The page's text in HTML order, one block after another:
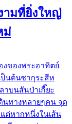
ามที่ยิ่งใหญ่
ม่
ของพระอาทิตย์
ป็นต้นซากุระสีห
าบนสันป่าเกี๊ยะ
นทางหลายๆคน จุด
ต่หากหนึ่งในเส้น